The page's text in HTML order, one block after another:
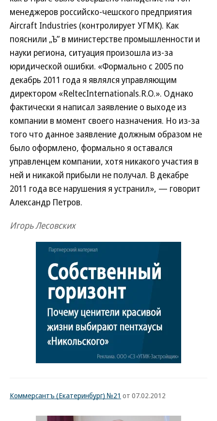
менеджеров российско-чешского предприятия
Aircraft Industries (контролирует УГМК). Как
пояснили „Ъ” в министерстве промышленности и
науки региона, ситуация произошла из-за
юридической ошибки. «Формально с 2005 по
декабрь 2011 года я являлся управляющим
директором «ReltecInternationals.R.O.». Однако
фактически я написал заявление о выходе из
компании в момент своего назначения. Но из-за
того что данное заявление должным образом не
было оформлено, формально я оставался
управленцем компании, хотя никакого участия в
ней и никакой прибыли не получал. В декабре
2011 года все нарушения я устранил», — говорит
Александр Петров.
Игорь Лесовских
Коммерсантъ (Екатеринбург) №21 от 07.02.2012